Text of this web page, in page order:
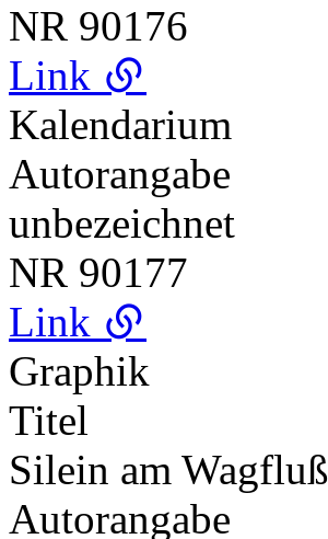
NR 90176
Link
Kalendarium
Autorangabe
unbezeichnet
NR 90177
Link
Graphik
Titel
Silein am Wagfluß
Autorangabe